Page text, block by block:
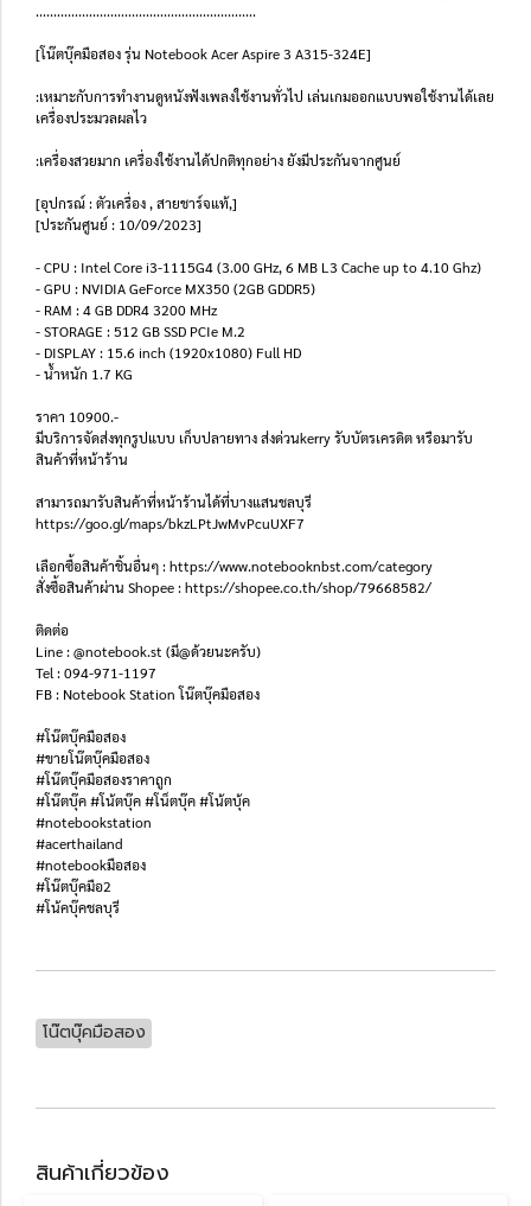
..............................................................
[โน๊ตบุ๊คมือสอง รุ่น Notebook Acer Aspire 3 A315-324E]
:เหมาะกับการทำงานดูหนังฟังเพลงใช้งานทั่วไป เล่นเกมออกแบบพอใช้งานได้เลย
เครื่องประมวลผลไว
:เครื่องสวยมาก เครื่องใช้งานได้ปกติทุกอย่าง ยังมีประกันจากศูนย์
[อุปกรณ์ : ตัวเครื่อง , สายชาร์จแท้,]
[ประกันศูนย์ : 10/09/2023]
- CPU : Intel Core i3-1115G4 (3.00 GHz, 6 MB L3 Cache up to 4.10 Ghz)
- GPU : NVIDIA GeForce MX350 (2GB GDDR5)
- RAM : 4 GB DDR4 3200 MHz
- STORAGE : 512 GB SSD PCIe M.2
- DISPLAY : 15.6 inch (1920x1080) Full HD
- น้ำหนัก 1.7 KG
ราคา 10900.-
มีบริการจัดส่งทุกรูปแบบ เก็บปลายทาง ส่งด่วนkerry รับบัตรเครดิต หรือมารับ
สินค้าที่หน้าร้าน
สามารถมารับสินค้าที่หน้าร้านได้ที่บางแสนชลบุรี
https://goo.gl/maps/bkzLPtJwMvPcuUXF7
เลือกซื้อสินค้าชิ้นอื่นๆ : https://www.notebooknbst.com/category
สั่งซื้อสินค้าผ่าน Shopee : https://shopee.co.th/shop/79668582/
ติดต่อ
Line : @notebook.st (มี@ด้วยนะครับ)
Tel : 094-971-1197
FB : Notebook Station โน๊ตบุ๊คมือสอง
#โน๊ตบุ๊คมือสอง
#ขายโน๊ตบุ๊คมือสอง
#โน๊ตบุ๊คมือสองราคาถูก
#โน๊ตบุ๊ค #โน้ตบุ๊ค #โน็ตบุ๊ค #โน้ตบุ้ค
#notebookstation
#acerthailand
#notebookมือสอง
#โน๊ตบุ๊คมือ2
#โน้คบุ๊คชลบุรี
โน๊ตบุ๊คมือสอง
สินค้าเกี่ยวข้อง